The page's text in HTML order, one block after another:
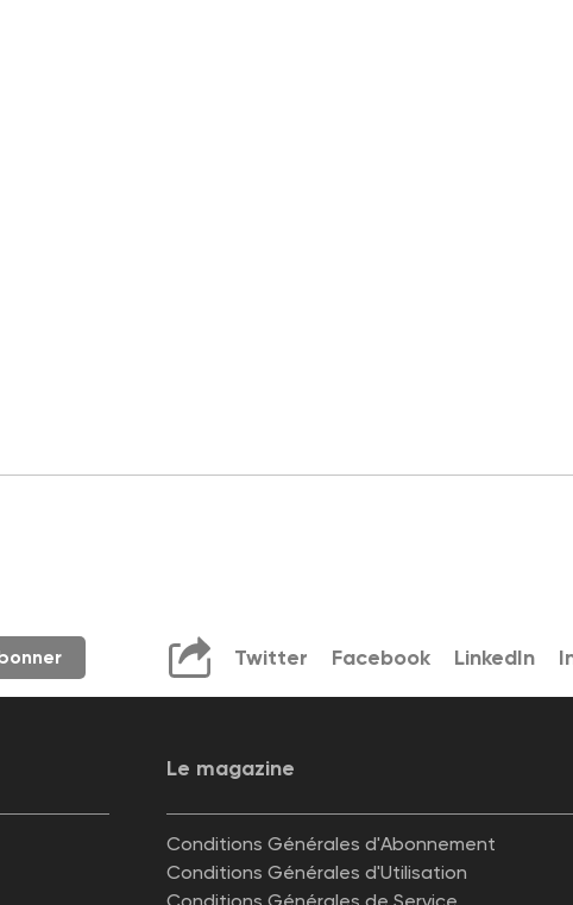
Twitter Facebook LinkedIn
Le magazine
Conditions Générales d'Abonnement
Conditions Générales d'Utilisation